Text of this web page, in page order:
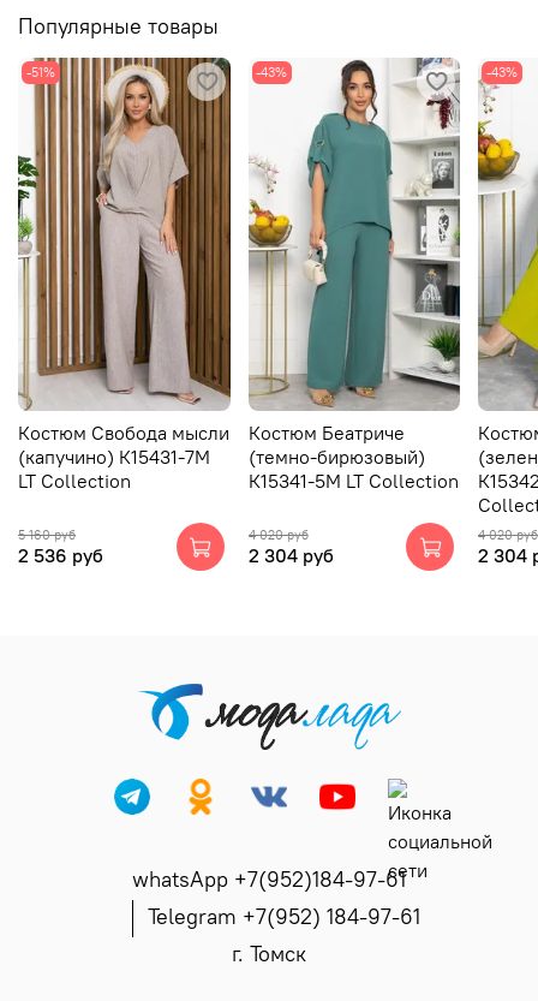
Популярные товары
-51%
Костюм Свобода мысли
(капучино) К15431-7М
LT Collection
5 160 руб
2 536 руб
-43%
Костюм Беатриче
(темно-бирюзовый)
К15341-5М LT Collection
4 020 руб
2 304 руб
-43%
4 020 руб
2 304
whatsApp +7(952)184-97-61
Telegram +7(952) 184-97-61
г. Томск